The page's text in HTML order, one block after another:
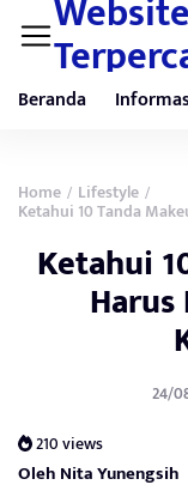
Beranda
Home / Lifestyle /
Ketahui 10 Tanda
Ketahui
24/
210 views
Oleh Nita Yunengsih